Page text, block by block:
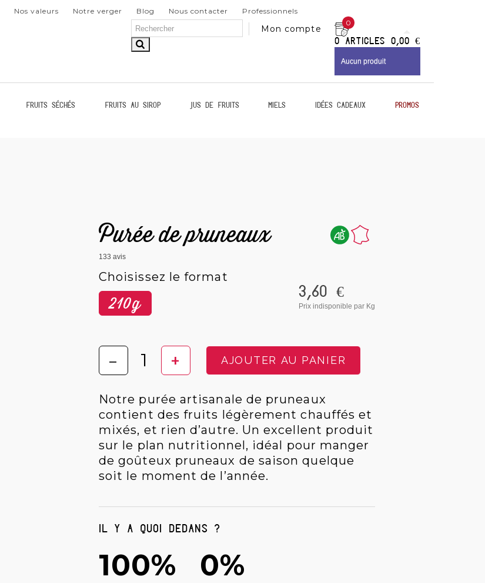
Nos valeurs Notre verger Blog Nous contacter
Professionnels
0
0 Articles 0,00 €
Aucun produit
Mon compte
Fruits séchés Fruits au sirop Jus de fruits Miels Idées Cadeaux Promos
Purée de pruneaux
133 avis
Choisissez le format
210g
3,60 €
Prix indisponible par Kg
- + AJOUTER AU PANIER
Notre purée artisanale de pruneaux
contient des fruits légèrement chauffés et
mixés, et rien d’autre. Un excellent produit
sur le plan nutritionnel, idéal pour manger
de goûteux pruneaux de saison quelque
soit le moment de l’année.
Il y a quoi dedans ?
100% 0%